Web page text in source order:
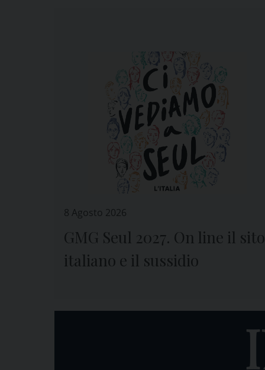
8 Agosto 2026
GMG Seul 2027. On line il sito
italiano e il sussidio